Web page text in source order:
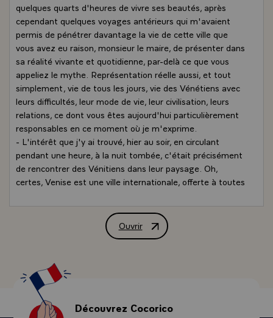
quelques quarts d'heures de vivre ses beautés, après
cependant quelques voyages antérieurs qui m'avaient
permis de pénétrer davantage la vie de cette ville que
vous avez eu raison, monsieur le maire, de présenter dans
sa réalité vivante et quotidienne, par-delà ce que vous
appeliez le mythe. Représentation réelle aussi, et tout
simplement, vie de tous les jours, vie des Vénétiens avec
leurs difficultés, leur mode de vie, leur civilisation, leurs
relations, ce dont vous êtes aujourd'hui particulièrement
responsables en ce moment où je m'exprime.
- L'intérêt que j'y ai trouvé, hier au soir, en circulant
pendant une heure, à la nuit tombée, c'était précisément
de rencontrer des Vénitiens dans leur paysage. Oh,
certes, Venise est une ville internationale, offerte à toutes
jouaient au ballon contre des murs dont l'ocre marquait
déjà quatre siècles, ces jeunes étudiants, ces jeunes
ces commerçants avec des boutiques encore ouvertes,
cela était exactement l'invitation que vous venez de nous
décrire si bien.
- Venir en Italie, c'est toujours pour un Français une
grande chance, un apport indispensable à la connaissance
Ouvrir
Allocution de M. François Mitterrand,
Découvrez Cocorico